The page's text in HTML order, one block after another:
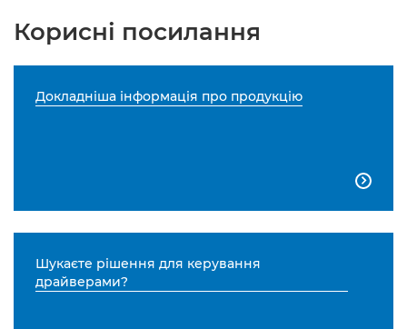
Корисні посилання
Докладніша інформація про продукцію

Шукаєте рішення для керування
драйверами?